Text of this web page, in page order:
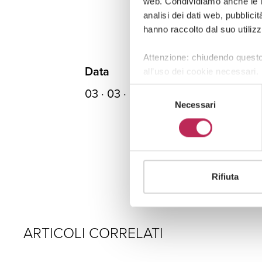
analisi dei dati web,
hanno raccolto dal suo
Attenzione: chiudendo
all’uso dei cookie necessari.
Necessari
Rifiuta
Data
03 · 03 · 2020
ARTICOLI CORRELATI